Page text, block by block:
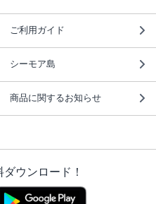
ご利用ガイド
シーモア島
商品に関するお知らせ
ウンロード！